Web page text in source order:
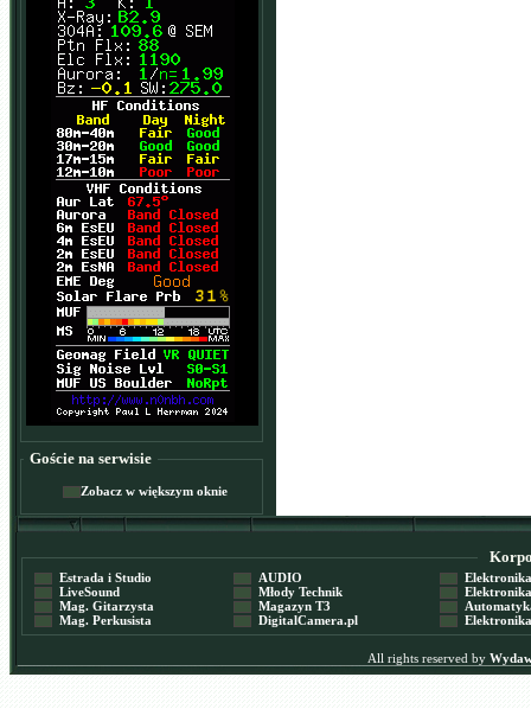
Goście na serwisie
Zobacz w większym oknie
Estrada i Studio
LiveSound
Mag. Gitarzysta
Mag. Perkusista
AUDIO
Młody Technik
Magazyn T3
DigitalCamera.pl
Elektronika
Elektronika
Automatyka
Elektronika
All rights reserved by